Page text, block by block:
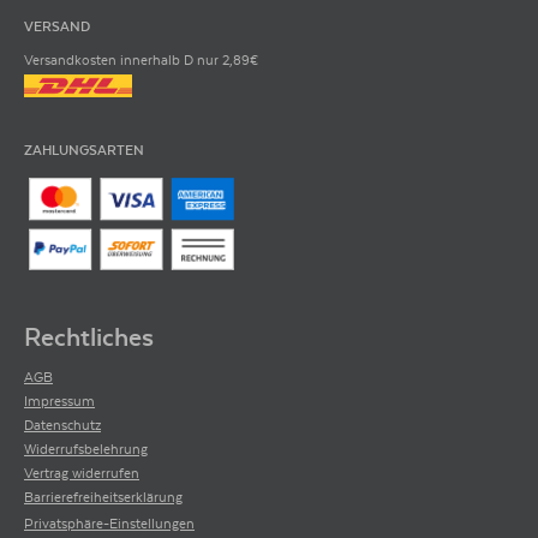
VERSAND
Versandkosten innerhalb D nur 2,89€
ZAHLUNGSARTEN
Rechtliches
AGB
Impressum
Datenschutz
Widerrufsbelehrung
Vertrag widerrufen
Barrierefreiheitserklärung
Privatsphäre-Einstellungen